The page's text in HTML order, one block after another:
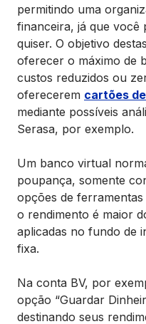
permitindo uma
financeira, já que você
quiser. O objetivo
oferecer o máximo de
custos reduzidos ou
oferecerem cartões
mediante possíveis
Serasa, por exemplo.
Um banco virtual
poupança, somente
opções de
o rendimento é maior
aplicadas no fundo de
fixa.
Na conta BV, por
opção “Guardar
destinando seus